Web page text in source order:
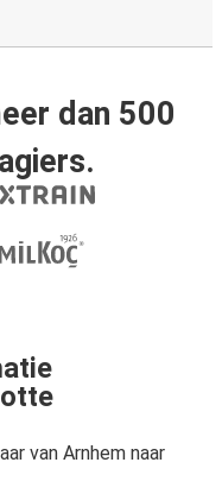
dan 500
van Arnhem naar